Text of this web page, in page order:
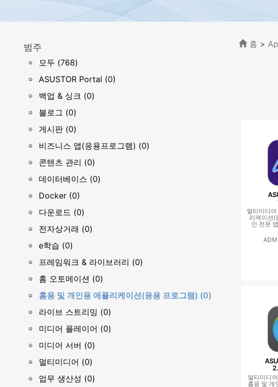
범주
모두 (768)
ASUSTOR Portal (0)
백업 & 싱크 (0)
블로그 (0)
게시판 (0)
비즈니스 앱(응용프로그램) (0)
콘텐츠 관리 (0)
데이터베이스 (0)
Docker (0)
다운로드 (0)
전자상거래 (0)
e학습 (0)
프레임워크 & 라이브러리 (0)
홈 오토메이션 (0)
홈용 및 개인용 애플리케이션(응용 프로그램) (0)
라이브 스트리밍 (0)
미디어 플레이어 (0)
미디어 서버 (0)
멀티미디어 (0)
업무 생산성 (0)
홈 >
멀티미디어
리케이션(
인 전문
멀티미디
홈용 및 개